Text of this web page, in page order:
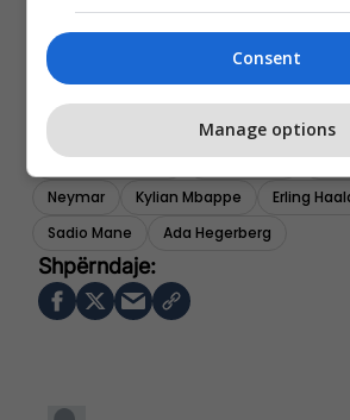
Racheal Kundananji Karim Benzema
Kevin De Bruyne
Aitana Bonmati
Wendie Rendard
Trinity Rodman
Lionel Messi
Christine Sinclair
Kiera Walsh
Neymar
Kylian Mbappe Erling
Sadio Mane
Ada Hegerberg
Consent
Manage options